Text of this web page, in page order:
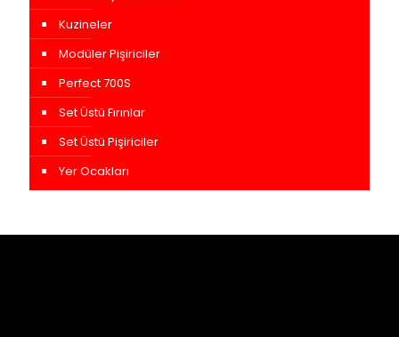
Kuzineler
Modüler Pişiriciler
Perfect 700S
Set Üstü Fırınlar
Set Üstü Pişiriciler
Yer Ocakları